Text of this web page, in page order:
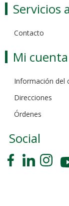
Servicios
Contacto
Mi cuenta
Información del
Direcciones
Órdenes
Social